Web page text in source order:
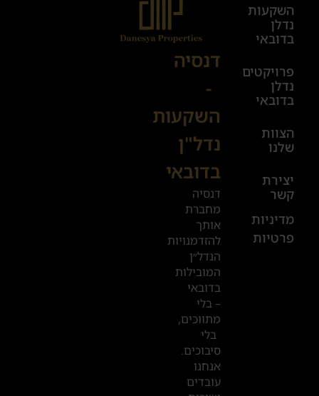
השקעות
נדלן
בדובאי
פרויקטים
נדלן
בדובאי
הצוות
שלנו
יצירת
קשר
מדיניות
פרטיות
א׳-ה׳
08:00-
00:00
יום ו׳
08:00-
17:00
+972
52
601
2019
המשרדים
שלנו
בדובאי
דנסיה
-
השקעות
נדל"ן
בדובאי
דנסיה
מחברת
אותך
להזדמנויות
הנדל״ן
המובילות
בדובאי
– בלי
מתווכים,
בלי
סיבוכים.
אנחנו
עובדים